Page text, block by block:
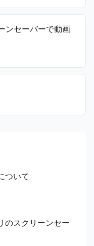
ンセーバーで動画
ついて
のスクリーンセー